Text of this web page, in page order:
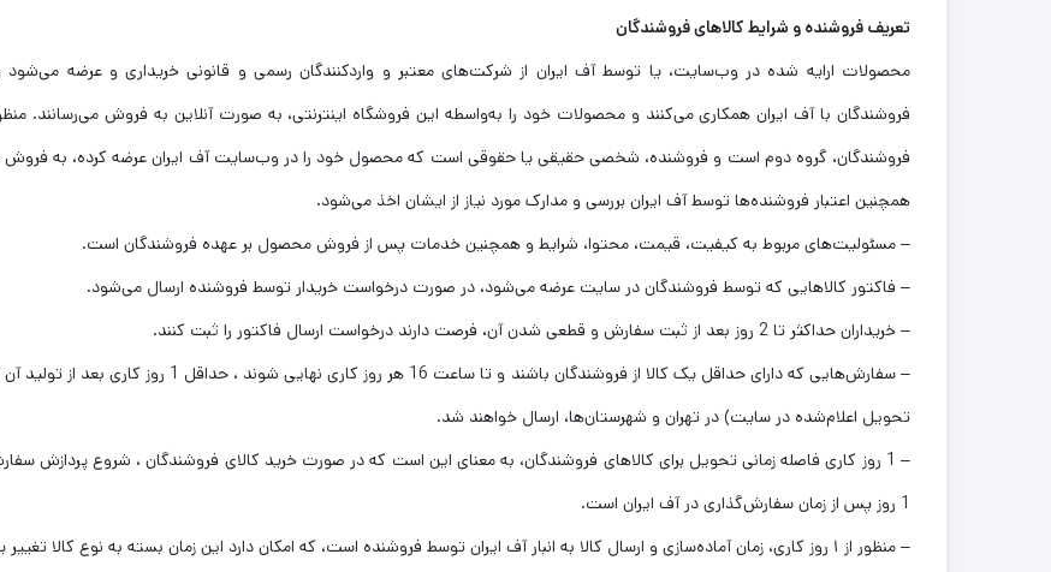
تعریف فروشنده و شرایط کالاهای فروشندگان
محصولات ارایه شده در وب‌سایت، یا توسط آف ایران از شرکت‌های معتبر و واردکنندگان رسمی و قانونی خریداری و عرضه می‌شود
فروشندگان با آف ایران همکاری می‌کنند و محصولات خود را به‌واسطه این فروشگاه اینترنتی، به صورت آنلاین به فروش می‌رسانند.
فروشندگان، گروه دوم است و فروشنده، شخصی حقیقی یا حقوقی است که محصول خود را در وب‌سایت آف ایران عرضه کرده، به فروش
همچنین اعتبار فروشنده‌ها توسط آف ایران بررسی و مدارک مورد نیاز از ایشان اخذ می‌شود.
– مسئولیت‌های مربوط به کیفیت، قیمت، محتوا، شرایط و همچنین خدمات پس از فروش محصول بر عهده فروشندگان است.
– فاکتور کالاهایی که توسط فروشندگان در سایت عرضه می‌شود، در صورت درخواست خریدار توسط فروشنده ارسال می‌شود.
– خریداران حداکثر تا 2 روز بعد از ثبت سفارش و قطعی شدن آن، فرصت دارند درخواست ارسال فاکتور را ثبت کنند.
– سفارش‌هایی که دارای حداقل یک کالا از فروشندگان باشند و تا ساعت 16 هر روز کاری نهایی شوند ،
تحویل اعلام‌شده در سایت) در تهران و شهرستان‌ها، ارسال خواهند شد.
– 1 روز کاری فاصله زمانی تحویل برای کالاهای فروشندگان، به معنای این است که در صورت خرید کالای فروشندگان ، شروع پردازش
1 روز پس از زمان سفارش‌گذاری در آف ایران است.
– منظور از ۱ روز کاری، زمان آماده‌سازی و ارسال کالا به انبار آف ایران توسط فروشنده است، که امکان دارد این زمان بسته به نوع کالا تغییر یابد.